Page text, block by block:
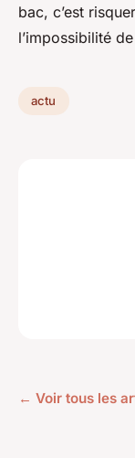
bac, c’est
l’impossibilité
actu
← Voir tous les